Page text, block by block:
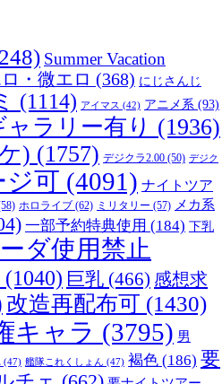
Summer Vacation
・微エロ (368) にじさんじ
(1114) アイマス (42) アニメ系 (93)
ャラリー有り (1936)
) (1757) デジクラ2.00 (50) デジク
ジ可 (4091) ナイトツア
ホロライブ (62) ミリタリー (57) メカ系
一部予約特典使用 (184) 下乳
ダ使用禁止
(1040) 巨乳 (466) 感想求
改造再配布可 (1430)
キャラ (3795) 男
(47) 艦隊これくしょん (47) 褐色 (186) 要